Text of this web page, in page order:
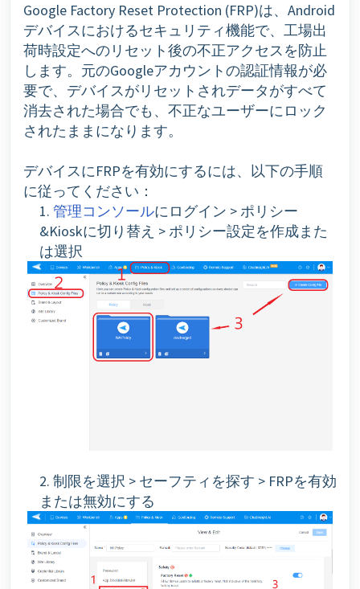
Google Factory Reset Protection (FRP)は、Android
デバイスにおけるセキュリティ機能で、工場出
荷時設定へのリセット後の不正アクセスを防止
します。元のGoogleアカウントの認証情報が必
要で、デバイスがリセットされデータがすべて
消去された場合でも、不正なユーザーにロック
されたままになります。
デバイスにFRPを有効にするには、以下の手順
に従ってください：
1. 管理コンソールにログイン > ポリシー
&Kioskに切り替え > ポリシー設定を作成また
は選択
2. 制限を選択 > セーフティを探す > FRPを有効
または無効にする